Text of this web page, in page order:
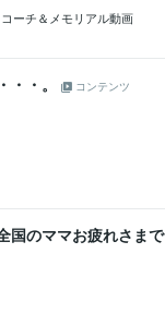
ーチ＆メモリアル動画
・・。
コンテンツ
国のママお疲れさまで